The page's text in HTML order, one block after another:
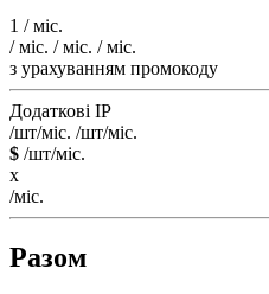
1 / міс.
/ міс. / міс. / міс.
з урахуванням промокоду
Додаткові IP
/шт/міс. /шт/міс.
$ /шт/міс.
x
/міс.
Разом